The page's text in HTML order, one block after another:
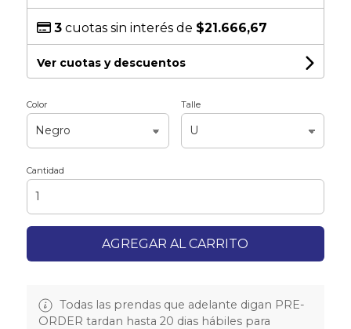
3cuotas sin interés de $21.666,67
Ver cuotas y descuentos
Color Talle
Cantidad
AGREGAR AL CARRITO
Todas las prendas que adelante digan PRE-
ORDER tardan hasta 20 dias hábiles para